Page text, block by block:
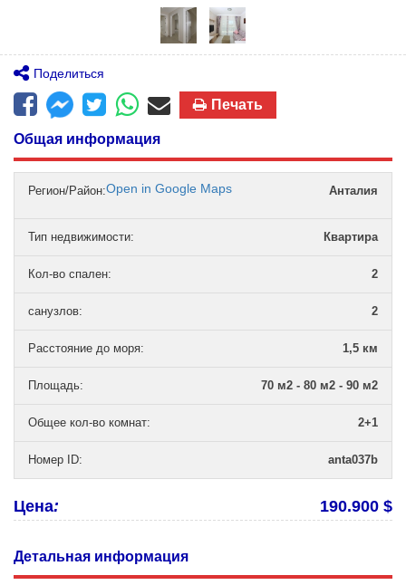
Поделиться
Печать
Общая информация
Регион/Район: Анталия
Open in Google Maps
Тип недвижимости: Квартира
Кол-во спален: 2
санузлов: 2
Расстояние до моря: 1,5 км
Площадь: 70 м2 - 80 м2 - 90 м2
Общее кол-во комнат: 2+1
Номер ID: anta037b
Цена: 190.900 $
Детальная информация